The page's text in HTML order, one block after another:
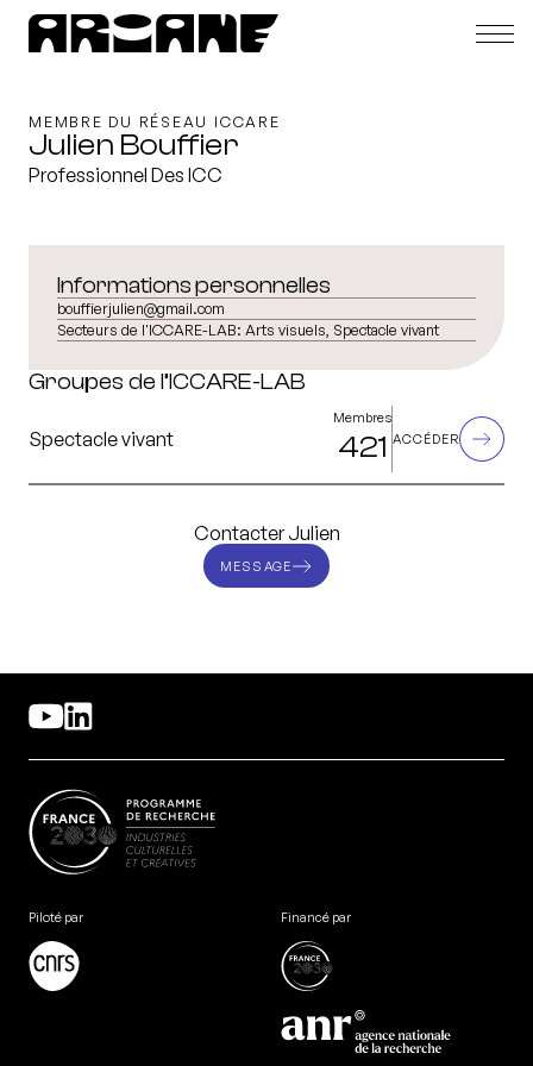
MEMBRE DU RÉSEAU ICCARE
Julien Bouffier
Professionnel Des ICC
Informations personnelles
bouffierjulien@gmail.com
Secteurs de l'ICCARE-LAB: Arts visuels, Spectacle vivant
Groupes de l’ICCARE-LAB
Spectacle vivant
Membres
421 ACCÉDER
Contacter Julien
MESSAGE
Piloté par Financé par